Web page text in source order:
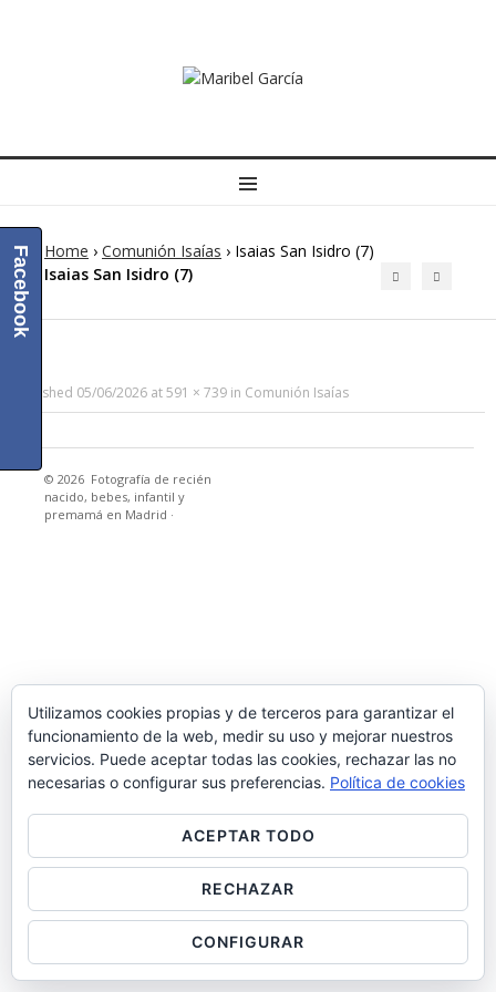
MENU
Home › Comunión Isaías › Isaias San Isidro (7)
Isaias San Isidro (7)
Published 05/06/2026 at591 × 739 in Comunión Isaías
© 2026 Fotografía de recién
nacido, bebes, infantil y
premamá en Madrid ·
Facebook
Utilizamos cookies propias y de terceros para garantizar el
funcionamiento de la web, medir su uso y mejorar nuestros
servicios. Puede aceptar todas las cookies, rechazar las no
necesarias o configurar sus preferencias. Política de cookies
ACEPTAR TODO
RECHAZAR
CONFIGURAR